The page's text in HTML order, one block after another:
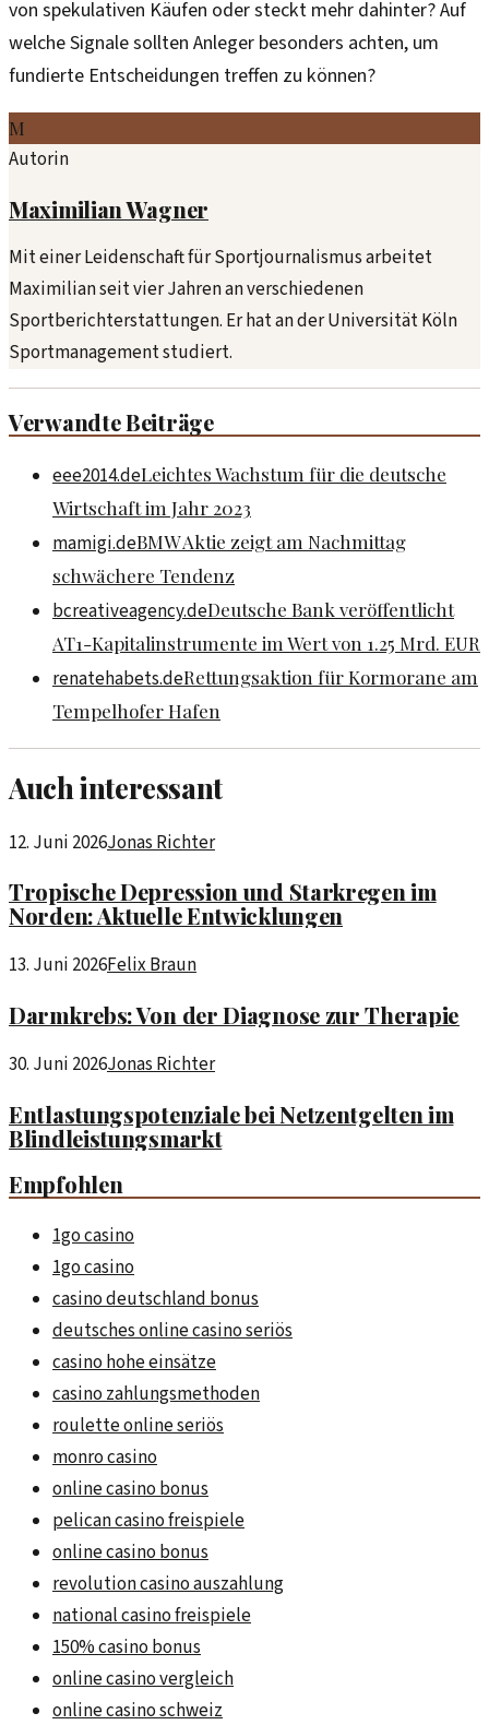
von spekulativen Käufen oder steckt mehr dahinter? Auf
welche Signale sollten Anleger besonders achten, um
fundierte Entscheidungen treffen zu können?
M
Autorin
Maximilian Wagner
Mit einer Leidenschaft für Sportjournalismus arbeitet
Maximilian seit vier Jahren an verschiedenen
Sportberichterstattungen. Er hat an der Universität Köln
Sportmanagement studiert.
Verwandte Beiträge
eee2014.deLeichtes Wachstum für die deutsche
Wirtschaft im Jahr 2023
mamigi.deBMW Aktie zeigt am Nachmittag
schwächere Tendenz
bcreativeagency.deDeutsche Bank veröffentlicht
AT1-Kapitalinstrumente im Wert von 1.25 Mrd. EUR
renatehabets.deRettungsaktion für Kormorane am
Tempelhofer Hafen
Auch interessant
12. Juni 2026Jonas Richter
Tropische Depression und Starkregen im
Norden: Aktuelle Entwicklungen
13. Juni 2026Felix Braun
Darmkrebs: Von der Diagnose zur Therapie
30. Juni 2026Jonas Richter
Entlastungspotenziale bei Netzentgelten im
Blindleistungsmarkt
Empfohlen
1go casino
1go casino
casino deutschland bonus
deutsches online casino seriös
casino hohe einsätze
casino zahlungsmethoden
roulette online seriös
monro casino
online casino bonus
pelican casino freispiele
online casino bonus
revolution casino auszahlung
national casino freispiele
150% casino bonus
online casino vergleich
online casino schweiz